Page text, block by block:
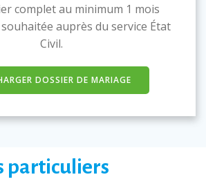
complet au minimum 1 mois
auprès du service État
Civil.
DOSSIER DE MARIAGE
particuliers